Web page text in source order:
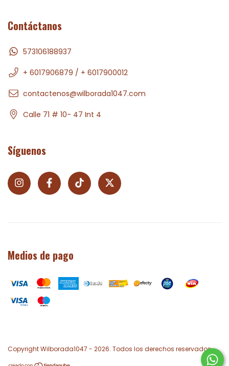
Contáctanos
573106188937
+ 6017906879 / + 6017900012
contactenos@wilborada1047.com
Calle 71 # 10- 47 Int 4
Síguenos
Medios de pago
Copyright Wilborada1047 - 2026. Todos los derechos reservados.